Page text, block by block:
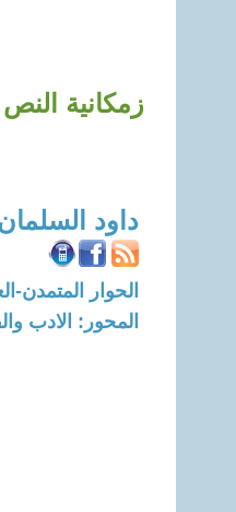
زمكانية
داود
الحوار المتمدن-العدد: 8168 - 2024 / 11
المحور: الادب